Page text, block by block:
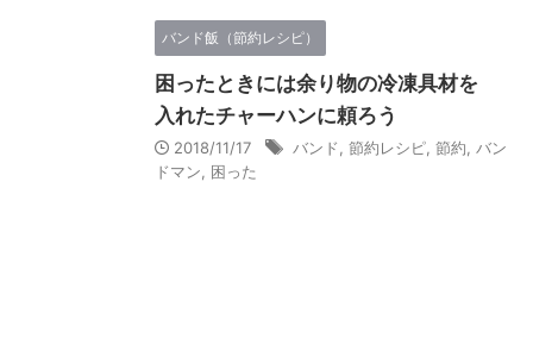
バンド飯（節約レシピ）
困ったときには余り物の冷凍具材を
入れたチャーハンに頼ろう
2018/11/17 バンド 節約レシピ 節約
バン
ドマン
困った